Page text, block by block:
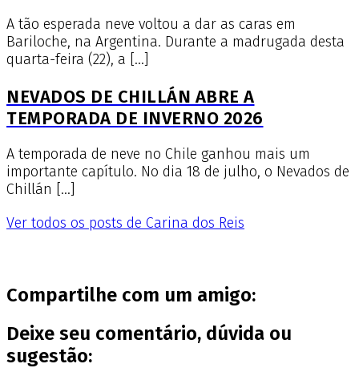
A tão esperada neve voltou a dar as caras em
Bariloche, na Argentina. Durante a madrugada desta
quarta-feira (22), a […]
NEVADOS DE CHILLÁN ABRE A
TEMPORADA DE INVERNO 2026
A temporada de neve no Chile ganhou mais um
importante capítulo. No dia 18 de julho, o Nevados de
Chillán […]
Ver todos os posts de Carina dos Reis
Compartilhe com um amigo:
Deixe seu comentário, dúvida ou
sugestão: